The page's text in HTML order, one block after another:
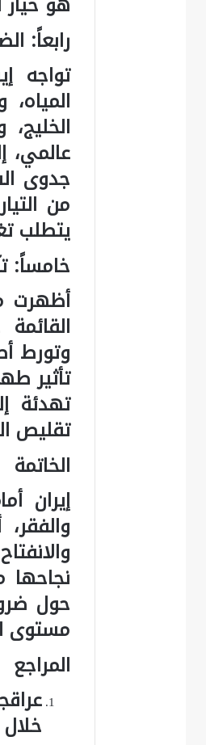
رابعاً:
تواجه
عالمي،
جدوى
من
يتطلب
خامساً:
أظهرت
وتورط
تأثير
تهدئة
تقليص
الخاتمة
إيران
نجاحها
حول
مستوى
المراجع
خلال